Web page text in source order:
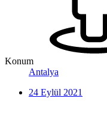
Konum
Antalya
24 Eylül 2021